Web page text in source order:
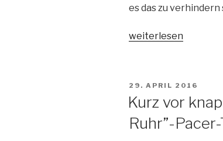
es das zu verhindern
„Cat
Flaschen
und
weiterlesen
VERÖFFENTLICHT
AM
29. APRIL 2016
Kurz vor
Ruhr”-